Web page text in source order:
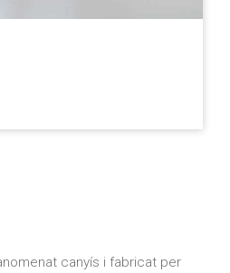
canyís i fabricat per